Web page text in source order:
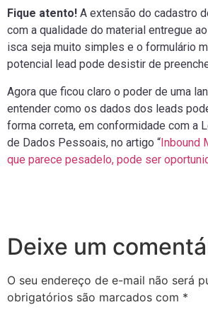
Fique atento! A extensão do cadastro
com a qualidade do material entregue
isca seja muito simples e o formulário
potencial lead pode desistir de
Agora que ficou claro o poder de uma
entender como os dados dos leads
forma correta, em conformidade com a
de Dados Pessoais, no artigo “Inbound
que parece pesadelo, pode ser
Deixe um
O seu endereço de e-mail não será
obrigatórios são marcados com *